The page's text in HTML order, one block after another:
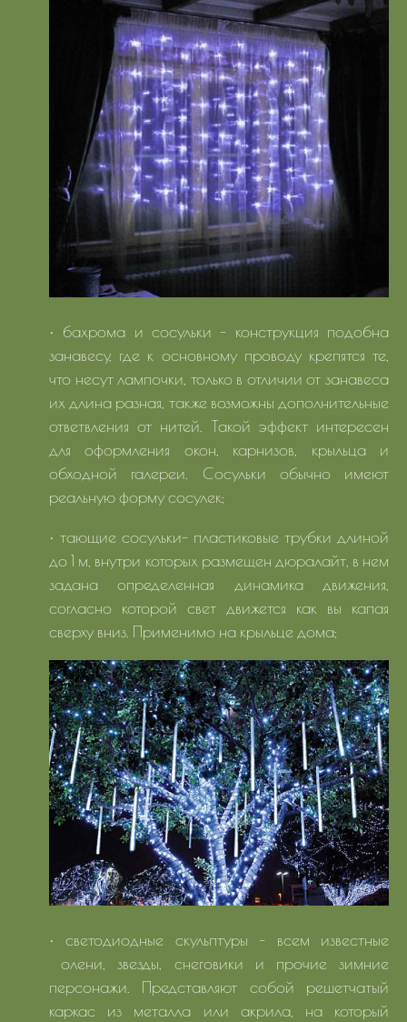
• бахрома и сосульки - конструкция подобна
занавесу, где к основному проводу крепятся те,
что несут лампочки, только в отличии от занавеса
их длина разная, также возможны дополнительные
ответвления от нитей. Такой эффект интересен
для оформления окон, карнизов, крыльца и
обходной галереи. Сосульки обычно имеют
реальную форму сосулек;
• тающие сосульки- пластиковые трубки длиной
до 1 м, внутри которых размещен дюралайт, в нем
задана определенная динамика движения,
согласно которой свет движется как вы капая
сверху вниз. Применимо на крыльце дома;
• светодиодные скульптуры - всем известные
олени, звезды, снеговики и прочие зимние
персонажи. Представляют собой решетчатый
каркас из металла или акрила, на который